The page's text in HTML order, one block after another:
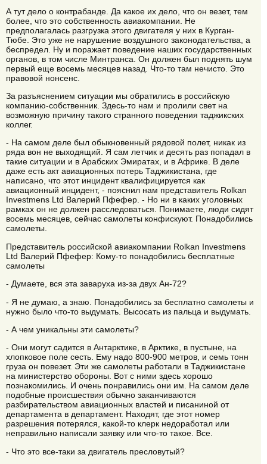
А тут дело о контрабанде. Да какое их дело, что он везет, тем
более, что это собственность авиакомпании. Не
предполагалась разгрузка этого двигателя у них в Курган-
Тюбе. Это уже не нарушение воздушного законодательства, а
беспредел. Ну и поражает поведение наших государственных
органов, в том числе Минтранса. Он должен был поднять шум
первый еще восемь месяцев назад. Что-то там нечисто. Это
правовой нонсенс.
За разъяснением ситуации мы обратились в российскую
компанию-собственник. Здесь-то нам и пролили свет на
возможную причину такого странного поведения таджикских
коллег.
- На самом деле был обыкновенный рядовой полет, никак из
ряда вон не выходящий. Я сам летчик и десять раз попадал в
такие ситуации и в Арабских Эмиратах, и в Африке. В деле
даже есть акт авиационных потерь Таджикистана, где
написано, что этот инцидент квалифицируется как
авиационный инцидент, - пояснил нам представитель Rolkan
Investmens Ltd Валерий Пфефер. - Но ни в каких уголовных
рамках он не должен расследоваться. Понимаете, люди сидят
восемь месяцев, сейчас самолеты конфискуют. Понадобились
самолеты.
Представитель российской авиакомпании Rolkan Investmens
Ltd Валерий Пфефер: Кому-то понадобились бесплатные
самолеты
- Думаете, вся эта заваруха из-за двух Ан-72?
- Я не думаю, а знаю. Понадобились за бесплатно самолеты и
нужно было что-то выдумать. Высосать из пальца и выдумать.
- А чем уникальны эти самолеты?
- Они могут садится в Антарктике, в Арктике, в пустыне, на
хлопковое поле сесть. Ему надо 800-900 метров, и семь тонн
груза он повезет. Эти же самолеты работали в Таджикистане
на министерство обороны. Вот с ними здесь хорошо
познакомились. И очень понравились они им. На самом деле
подобные происшествия обычно заканчиваются
разбирательством авиационных властей и писаниной от
департамента в департамент. Находят, где этот номер
разрешения потерялся, какой-то клерк недоработал или
неправильно написали заявку или что-то такое. Все.
- Что это все-таки за двигатель пресловутый?